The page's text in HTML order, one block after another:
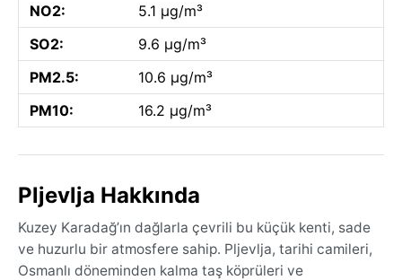
NO2:
5.1 µg/m³
SO2:
9.6 µg/m³
PM2.5:
10.6 µg/m³
PM10:
16.2 µg/m³
Pljevlja Hakkında
Kuzey Karadağ’ın dağlarla çevrili bu küçük kenti, sade
ve huzurlu bir atmosfere sahip. Pljevlja, tarihi camileri,
Osmanlı döneminden kalma taş köprüleri ve